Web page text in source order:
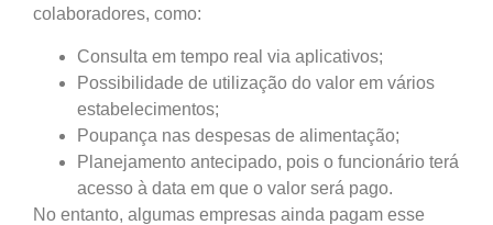
colaboradores, como:
Consulta em tempo real via aplicativos;
Possibilidade de utilização do valor em vários
estabelecimentos;
Poupança nas despesas de alimentação;
Planejamento antecipado, pois o funcionário terá
acesso à data em que o valor será pago.
No entanto, algumas empresas ainda pagam esse